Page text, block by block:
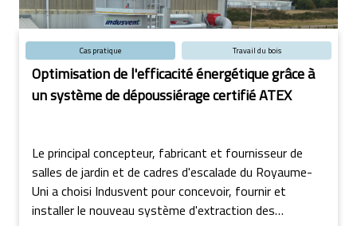
Cas pratique Travail du bois
Optimisation de l'efficacité énergétique grâce à
un système de dépoussiérage certifié ATEX
Le principal concepteur, fabricant et fournisseur de
salles de jardin et de cadres d'escalade du Royaume-
Uni a choisi Indusvent pour concevoir, fournir et
installer le nouveau système d'extraction des